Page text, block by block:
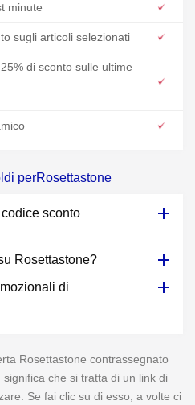
minute
sugli articoli selezionati
di sconto sulle ultime
perRosettastone
sconto
Rosettastone?
di
Rosettastone contrassegnato
che si tratta di un link di
Se fai clic su di esso, a volte ci